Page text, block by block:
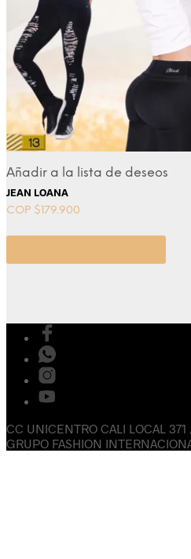
Añadir a la lista de deseos
JEAN LOANA
COP $ 179.900
CC UNICENTRO CALI LOCAL
GRUPO FASHION